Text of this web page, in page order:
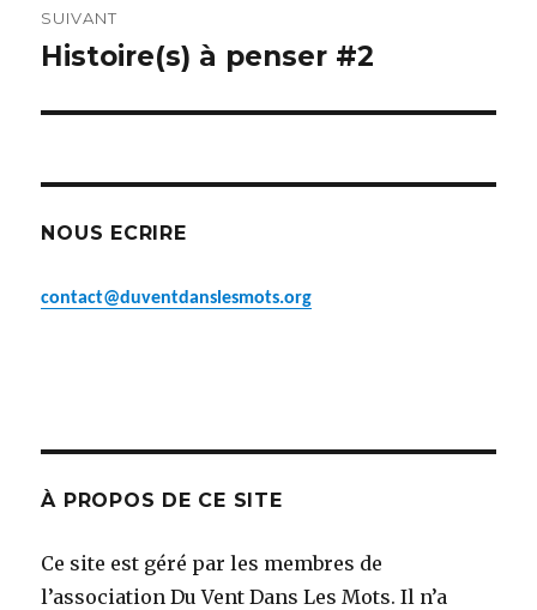
SUIVANT
Article
Histoire(s) à penser #2
NOUS ECRIRE
contact@duventdanslesmots.org
À PROPOS DE CE SITE
Ce site est géré par les membres de
l’association Du Vent Dans Les Mots. Il n’a